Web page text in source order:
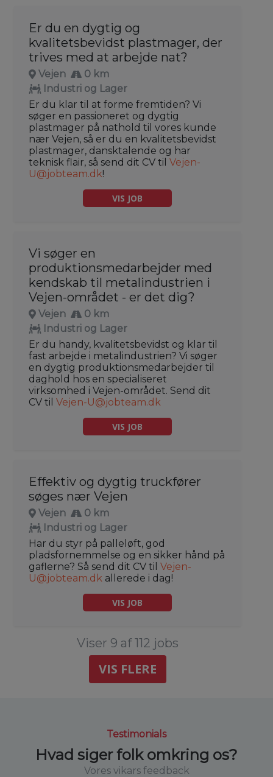
Er du en dygtig og
kvalitetsbevidst plastmager, der
trives med at arbejde nat?
Vejen
0 km
Industri og Lager
Er du klar til at forme fremtiden? Vi
søger en passioneret og dygtig
plastmager på nathold til vores kunde
nær Vejen, så er du en kvalitetsbevidst
plastmager, dansktalende og har
teknisk flair, så send dit CV til Vejen-
U@jobteam.dk!
VIS JOB
Vi søger en
produktionsmedarbejder med
kendskab til metalindustrien i
Vejen-området - er det dig?
Vejen
0 km
Industri og Lager
Er du handy, kvalitetsbevidst og klar til
fast arbejde i metalindustrien? Vi søger
en dygtig produktionsmedarbejder til
daghold hos en specialiseret
virksomhed i Vejen-området. Send dit
CV til Vejen-U@jobteam.dk
VIS JOB
Effektiv og dygtig truckfører
søges nær Vejen
Vejen
0 km
Industri og Lager
Har du styr på palleløft, god
pladsfornemmelse og en sikker hånd på
gaflerne? Så send dit CV til Vejen-
U@jobteam.dk allerede i dag!
VIS JOB
Viser 9 af 112 jobs
VIS FLERE
Testimonials
Hvad siger folk omkring os?
Vores vikars feedback